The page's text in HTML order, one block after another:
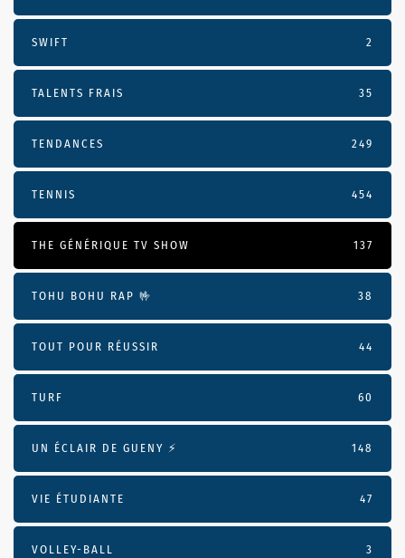
SWIFT 2
TALENTS FRAIS 35
TENDANCES 249
TENNIS 454
THE GÉNÉRIQUE TV SHOW 137
TOHU BOHU RAP 🤟 38
TOUT POUR RÉUSSIR 44
TURF 60
UN ÉCLAIR DE GUENY ⚡️ 148
VIE ÉTUDIANTE 47
VOLLEY-BALL 3